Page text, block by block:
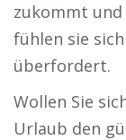
zukommt
fühlen sie
überfordert.
Wollen Sie
Urlaub den